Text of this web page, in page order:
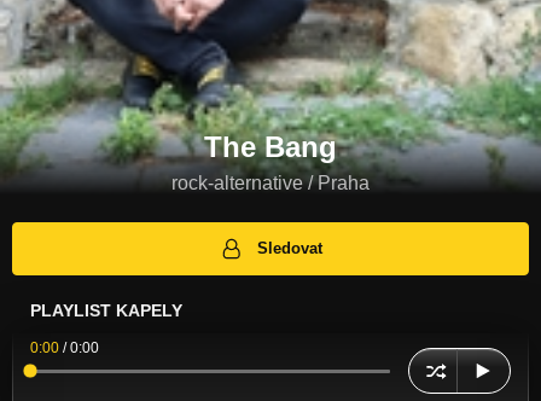
The Bang
rock-alternative / Praha
Sledovat
PLAYLIST KAPELY
0:00 /0:00